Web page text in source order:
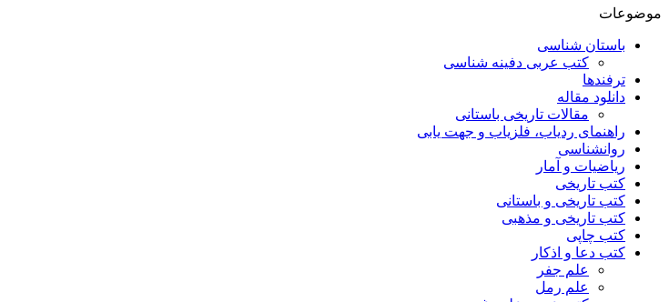
موضوعات
باستان شناسی
کتب عربی دفینه شناسی
ترفندها
دانلود مقاله
مقالات تاریخی باستانی
راهنمای ردیاب، فلزیاب و جهت یابی
روانشناسی
ریاضیات و آمار
کتب تاریخی
کتب تاریخی و باستانی
کتب تاریخی و مذهبی
کتب چاپی
کتب دعا و اذکار
علم جفر
علم رمل